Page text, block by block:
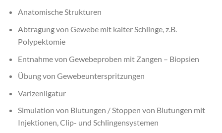
Anatomische Strukturen
Abtragung von Gewebe mit kalter Schlinge, z.B.
Polypektomie
Entnahme von Gewebeproben mit Zangen – Biopsien
Übung von Gewebeunterspritzungen
Varizenligatur
Simulation von Blutungen / Stoppen von Blutungen mit
Injektionen, Clip- und Schlingensystemen